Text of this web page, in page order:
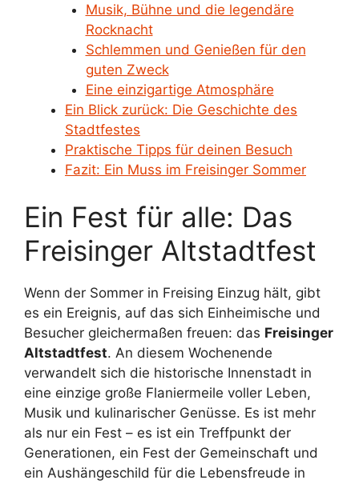
Musik, Bühne und die legendäre
Rocknacht
Schlemmen und Genießen für den
guten Zweck
Eine einzigartige Atmosphäre
Ein Blick zurück: Die Geschichte des
Stadtfestes
Praktische Tipps für deinen Besuch
Fazit: Ein Muss im Freisinger Sommer
Ein Fest für alle: Das
Freisinger Altstadtfest
Wenn der Sommer in Freising Einzug hält, gibt
es ein Ereignis, auf das sich Einheimische und
Besucher gleichermaßen freuen: das Freisinger
Altstadtfest. An diesem Wochenende
verwandelt sich die historische Innenstadt in
eine einzige große Flaniermeile voller Leben,
Musik und kulinarischer Genüsse. Es ist mehr
als nur ein Fest – es ist ein Treffpunkt der
Generationen, ein Fest der Gemeinschaft und
ein Aushängeschild für die Lebensfreude in